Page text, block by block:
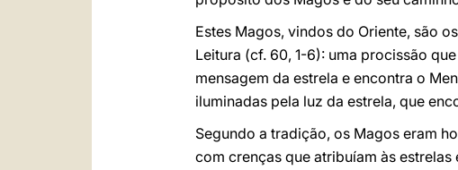
Estes Magos, vindos do Oriente, são
Leitura (cf. 60, 1-6): uma procissão
mensagem da estrela e encontra o
iluminadas pela luz da estrela, que
Segundo a tradição, os Magos eram
com crenças que atribuíam às